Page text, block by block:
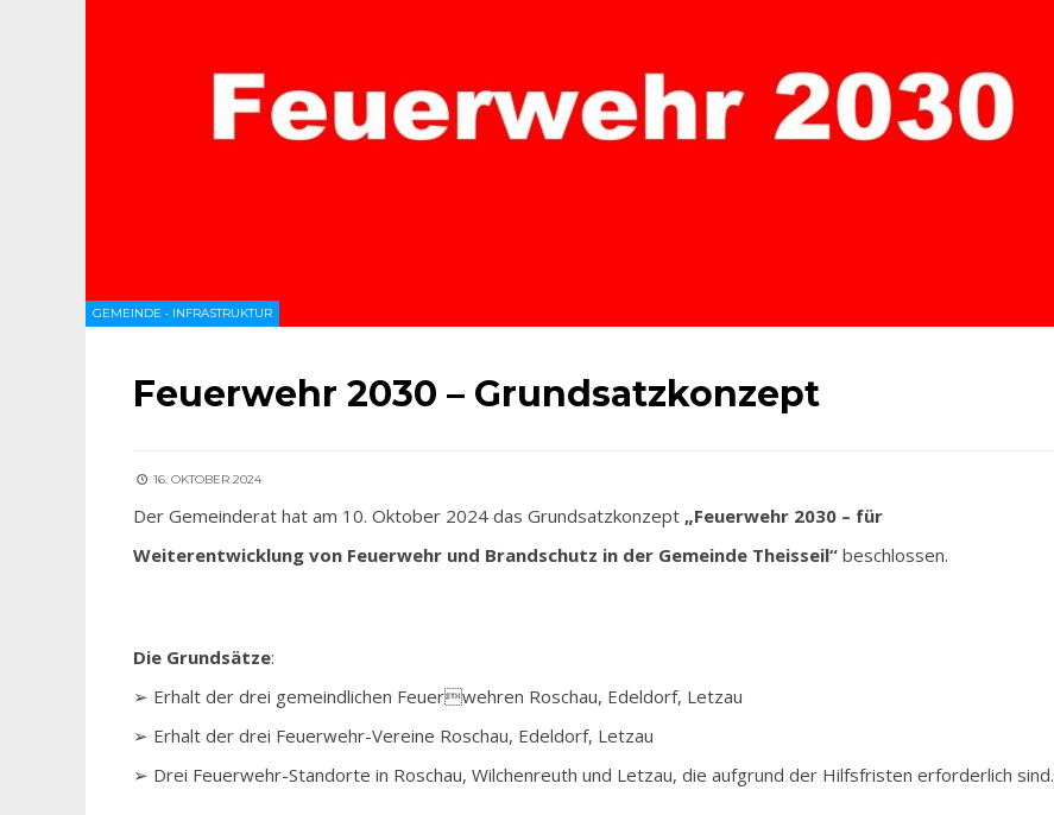
GEMEINDE • INFRASTRUKTUR
Feuerwehr 2030 – Grundsatzkonzept
16. OKTOBER 2024
Der Gemeinderat hat am 10. Oktober 2024 das Grundsatzkonzept „Feuerwehr 2030 – für
Weiterentwicklung von Feuerwehr und Brandschutz in der Gemeinde Theisseil“ beschlossen.
Die Grundsätze:
➢ Erhalt der drei gemeindlichen Feuerwehren Roschau, Edeldorf, Letzau
➢ Erhalt der drei Feuerwehr-Vereine Roschau, Edeldorf, Letzau
➢ Drei Feuerwehr-Standorte in Roschau, Wilchenreuth und Letzau, die aufgrund der Hilfsfristen erforderlich sind.